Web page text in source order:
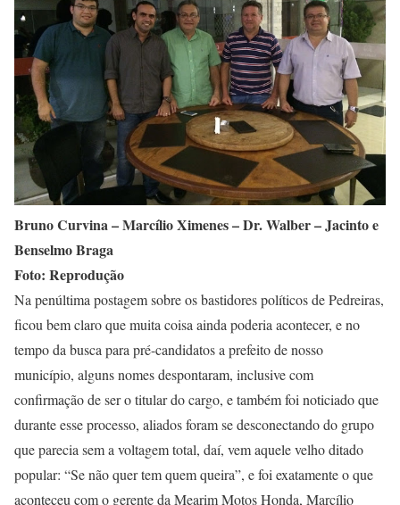
Bruno Curvina – Marcílio Ximenes – Dr. Walber – Jacinto e
Benselmo Braga
Foto: Reprodução
Na penúltima postagem sobre os bastidores políticos de Pedreiras,
ficou bem claro que muita coisa ainda poderia acontecer, e no
tempo da busca para pré-candidatos a prefeito de nosso
município, alguns nomes despontaram, inclusive com
confirmação de ser o titular do cargo, e também foi noticiado que
durante esse processo, aliados foram se desconectando do grupo
que parecia sem a voltagem total, daí, vem aquele velho ditado
popular: “Se não quer tem quem queira”, e foi exatamente o que
aconteceu com o gerente da Mearim Motos Honda, Marcílio